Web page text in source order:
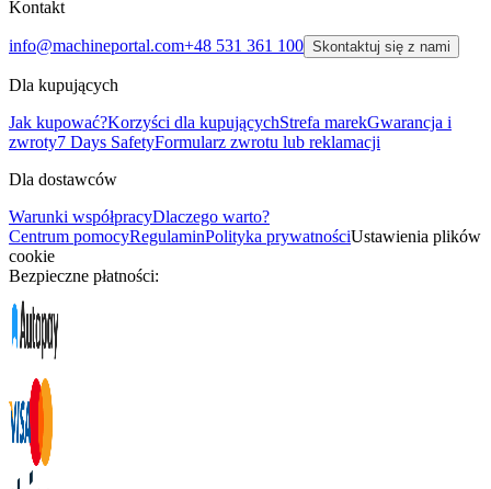
Kontakt
info@machineportal.com+48 531 361 100 Skontaktuj się z nami
Dla kupujących
Jak kupować?Korzyści dla kupującychStrefa marekGwarancja i
zwroty7 Days SafetyFormularz zwrotu lub reklamacji
Dla dostawców
Warunki współpracyDlaczego warto?
Centrum pomocyRegulaminPolityka prywatnościUstawienia plików
cookie
Bezpieczne płatności: